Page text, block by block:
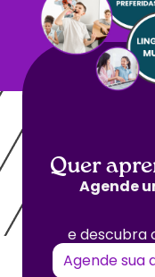
Quer
Agende
e descubra
Agende sua